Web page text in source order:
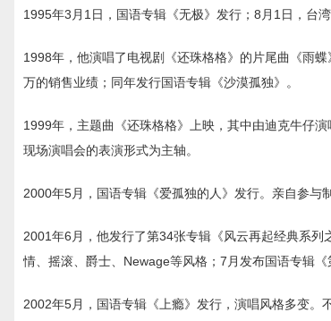
1995年3月1日，国语专辑《无极》发行；8月1日，台
1998年，他演唱了电视剧《还珠格格》的片尾曲《雨
万的销售业绩；同年发行国语专辑《沙漠孤独》。
1999年，主题曲《还珠格格》上映，其中由迪克牛仔
现场演唱会的表演形式为主轴。
2000年5月，国语专辑《爱孤独的人》发行。亲自参与
2001年6月，他发行了第34张专辑《风云再起经典系
情、摇滚、爵士、Newage等风格；7月发布国语专辑
2002年5月，国语专辑《上瘾》发行，演唱风格多变。